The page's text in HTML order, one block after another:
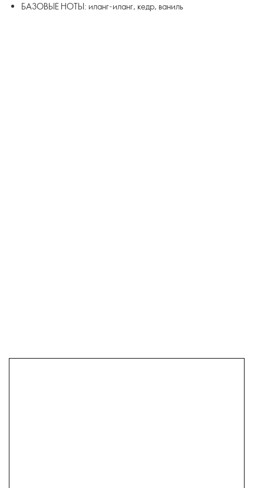
БАЗОВЫЕ НОТЫ: иланг-иланг, кедр, ваниль